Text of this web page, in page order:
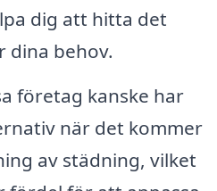
dig att hitta det
dina behov.
företag kanske har
när det kommer
av städning, vilket